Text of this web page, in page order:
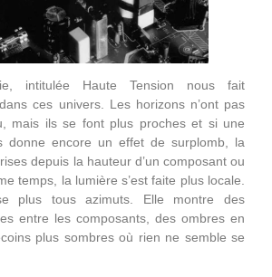
intitulée Haute Tension nous fait
ces univers. Les horizons n’ont pas
mais ils se font plus proches et si une
donne encore un effet de surplomb, la
depuis la hauteur d’un composant ou
temps, la lumière s’est faite plus locale.
plus tous azimuts. Elle montre des
entre les composants, des ombres en
plus sombres où rien ne semble se